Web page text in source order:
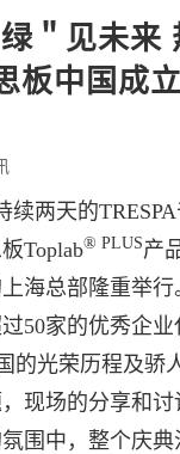
＂见未来
板中国成
续两天的
Toplab® PLUS产
海总部隆重举
50家的优秀企
的光荣历程及骄
现场的分享和
围中，整个庆